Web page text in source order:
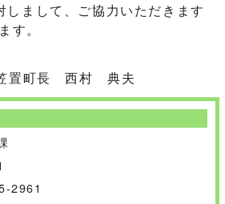
しまして、ご協力いただきます
す。
置町長 西村 典夫
2961